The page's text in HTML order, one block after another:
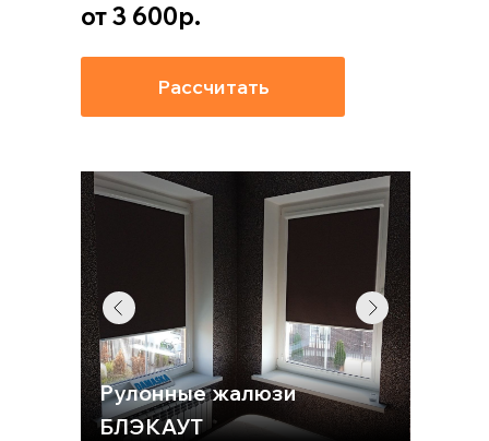
Рулонные жалюзи
БЛЭКАУТ
Рассчитать
от 3 600р.